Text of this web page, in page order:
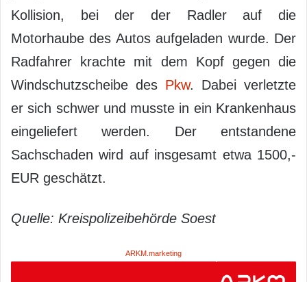
Kollision, bei der der Radler auf die
Motorhaube des Autos aufgeladen wurde. Der
Radfahrer krachte mit dem Kopf gegen die
Windschutzscheibe des Pkw. Dabei verletzte
er sich schwer und musste in ein Krankenhaus
eingeliefert werden. Der entstandene
Sachschaden wird auf insgesamt etwa 1500,-
EUR geschätzt.
Quelle: Kreispolizeibehörde Soest
ARKM.marketing